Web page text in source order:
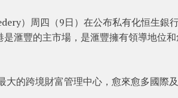
）周四（9日）在公布私有化恒生銀
滙豐的主市場，是滙豐擁有領導地位
的跨境財富管理中心，愈來愈多國際